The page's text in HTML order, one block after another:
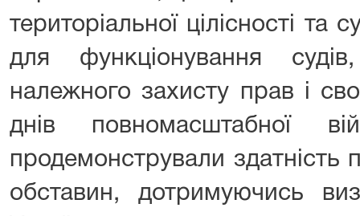
територіальної цілісності та
для функціонування
належного захисту прав і
днів повномасштабної
продемонстрували здатність
обставин, дотримуючись